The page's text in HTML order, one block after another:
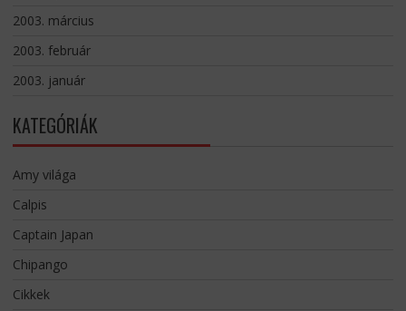
2003. március
2003. február
2003. január
KATEGÓRIÁK
Amy világa
Calpis
Captain Japan
Chipango
Cikkek